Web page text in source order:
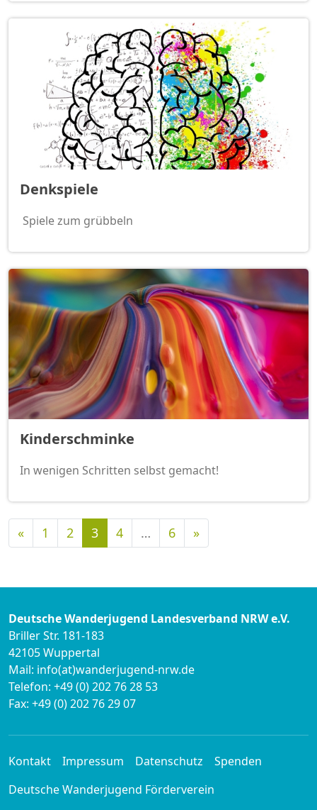
Denkspiele
Spiele zum grübbeln
Kinderschminke
In wenigen Schritten selbst gemacht!
«Vorherige
1 2 3 4 … 6 »Nächste
Deutsche Wanderjugend Landesverband NRW e.V.
Briller Str. 181-183
42105 Wuppertal
Mail: info(at)wanderjugend-nrw.de
Telefon: +49 (0) 202 76 28 53
Fax: +49 (0) 202 76 29 07
Kontakt Impressum Datenschutz
Spenden
Deutsche Wanderjugend Förderverein